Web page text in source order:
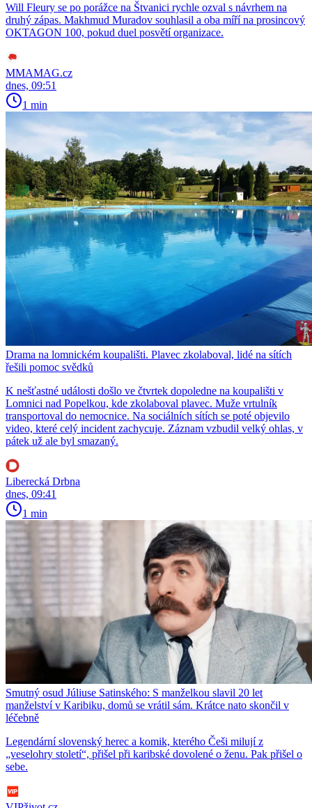
Will Fleury se po porážce na Štvanici rychle ozval s návrhem na
druhý zápas. Makhmud Muradov souhlasil a oba míří na prosincový
OKTAGON 100, pokud duel posvětí organizace.
MMAMAG.cz
dnes, 09:51
1 min
Drama na lomnickém koupališti. Plavec zkolaboval, lidé na sítích
řešili pomoc svědků
K nešťastné události došlo ve čtvrtek dopoledne na koupališti v
Lomnici nad Popelkou, kde zkolaboval plavec. Muže vrtulník
transportoval do nemocnice. Na sociálních sítích se poté objevilo
video, které celý incident zachycuje. Záznam vzbudil velký ohlas, v
pátek už ale byl smazaný.
Liberecká Drbna
dnes, 09:41
1 min
Smutný osud Júliuse Satinského: S manželkou slavil 20 let
manželství v Karibiku, domů se vrátil sám. Krátce nato skončil v
léčebně
Legendární slovenský herec a komik, kterého Češi milují z
„veselohry století“, přišel při karibské dovolené o ženu. Pak přišel o
sebe.